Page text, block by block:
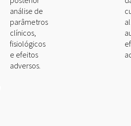
análise de
parâmetros
clínicos,
fisiológicos
e efeitos
adversos.